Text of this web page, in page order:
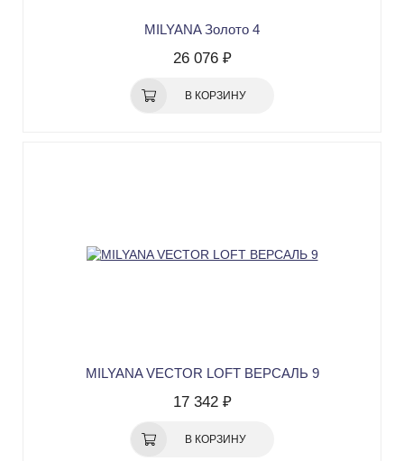
MILYANA Золото 4
26 076 ₽
В КОРЗИНУ
MILYANA VECTOR LOFT ВЕРСАЛЬ 9
17 342 ₽
В КОРЗИНУ